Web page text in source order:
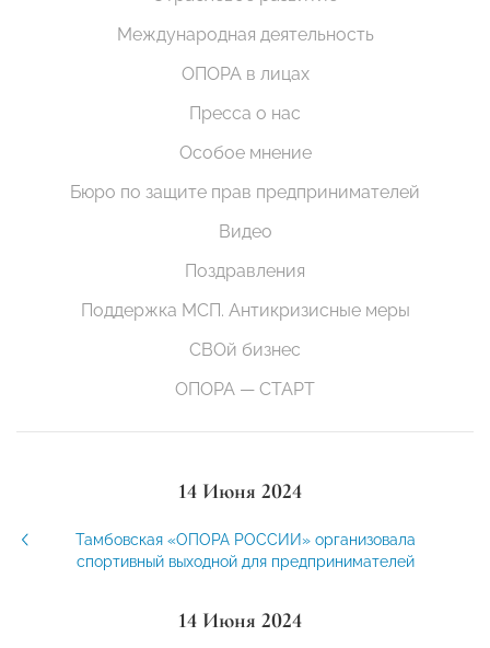
Международная деятельность
ОПОРА в лицах
Пресса о нас
Особое мнение
Бюро по защите прав предпринимателей
Видео
Поздравления
Поддержка МСП. Антикризисные меры
СВОй бизнес
ОПОРА — СТАРТ
14 Июня 2024
Тамбовская «ОПОРА РОССИИ» организовала
спортивный выходной для предпринимателей
14 Июня 2024